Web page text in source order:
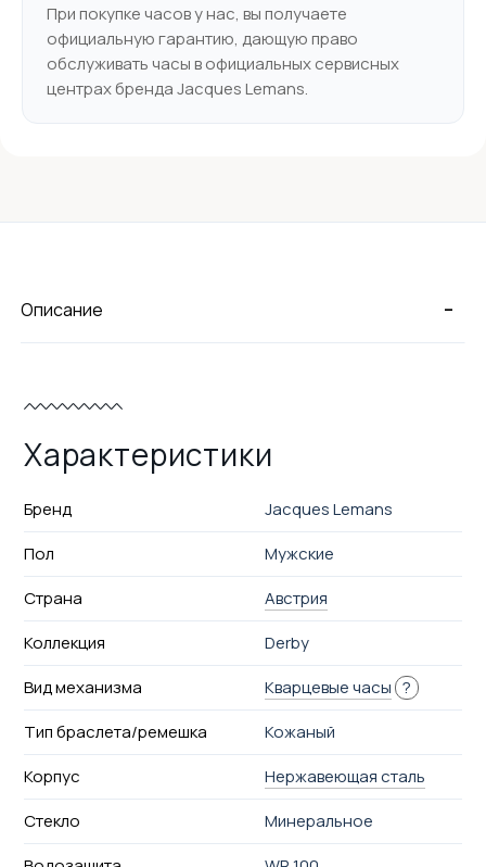
При покупке часов у нас, вы получаете
официальную гарантию, дающую право
обслуживать часы в официальных сервисных
центрах бренда Jacques Lemans.
-
Описание
Характеристики
Бренд
Jacques Lemans
Пол
Мужские
Страна
Австрия
Коллекция
Derby
Вид механизма
Кварцевые часы ?
Тип браслета/ремешка
Кожаный
Корпус
Нержавеющая сталь
Стекло
Минеральное